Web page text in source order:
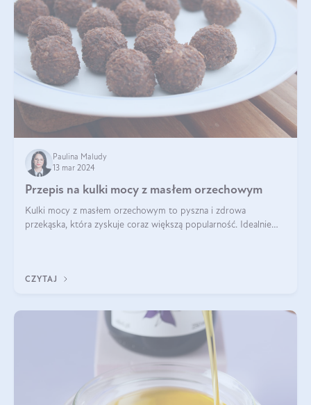
Paulina Maludy
13 mar 2024
Przepis na kulki mocy z masłem orzechowym
Kulki mocy z masłem orzechowym to pyszna i zdrowa
przekąska, która zyskuje coraz większą popularność. Idealnie
CZYTAJ